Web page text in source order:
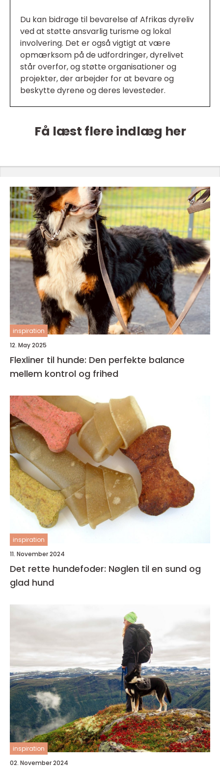
Du kan bidrage til bevarelse af Afrikas dyreliv
ved at støtte ansvarlig turisme og lokal
involvering. Det er også vigtigt at være
opmærksom på de udfordringer, dyrelivet
står overfor, og støtte organisationer og
projekter, der arbejder for at bevare og
beskytte dyrene og deres levesteder.
Få læst flere indlæg her
inspiration
12. May 2025
Flexliner til hunde: Den perfekte balance
mellem kontrol og frihed
inspiration
11. November 2024
Det rette hundefoder: Nøglen til en sund og
glad hund
inspiration
02. November 2024